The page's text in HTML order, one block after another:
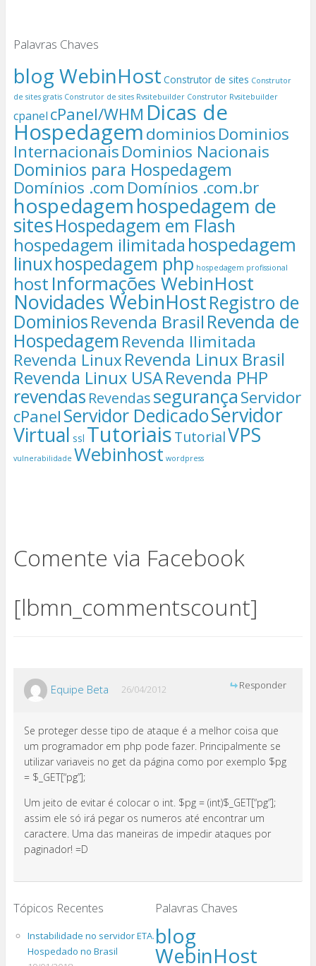
Palavras Chaves
blog WebinHost Construtor de sites Construtor
de sites gratis Construtor de sites Rvsitebuilder Construtor Rvsitebuilder
cpanel cPanel/WHM Dicas de
HospedagemdominiosDominios
InternacionaisDominios Nacionais
Dominios para Hospedagem
Domínios .com Domínios .com.br
hospedagemhospedagem de
sitesHospedagem em Flash
hospedagem ilimitada hospedagem
linuxhospedagem php hospedagem profissional
host Informações WebinHost
Novidades WebinHostRegistro de
DominiosRevenda Brasil Revenda de
Hospedagem Revenda Ilimitada
Revenda LinuxRevenda Linux Brasil
Revenda Linux USARevenda PHP
revendas RevendassegurançaServidor
cPanelServidor DedicadoServidor
Virtual ssl TutoriaisTutorialVPS
vulnerabilidade Webinhost wordpress
Comente via Facebook
[lbmn_commentscount]
Equipe Beta 26/04/2012 Responder
Se proteger desse tipo de ataque é a melhor coisa que
um programador em php pode fazer. Principalmente se
utilizar variaveis no get da página como por exemplo $pg
= $_GET[“pg”];
Um jeito de evitar é colocar o int. $pg = (int)$_GET[“pg”];
assim ele só irá pegar os numeros até encontrar um
caractere. Uma das maneiras de impedir ataques por
paginador! =D
Tópicos Recentes
Instabilidade no servidor ETA.
Hospedado no Brasil
Palavras Chaves
blog
WebinHost